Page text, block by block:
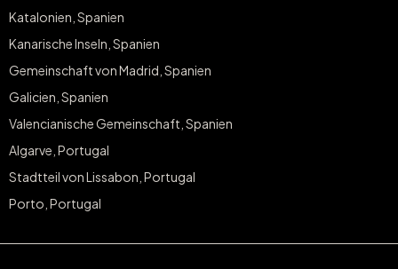
Katalonien, Spanien
Kanarische Inseln, Spanien
Gemeinschaft von Madrid, Spanien
Galicien, Spanien
Valencianische Gemeinschaft, Spanien
Algarve, Portugal
Stadtteil von Lissabon, Portugal
Porto, Portugal